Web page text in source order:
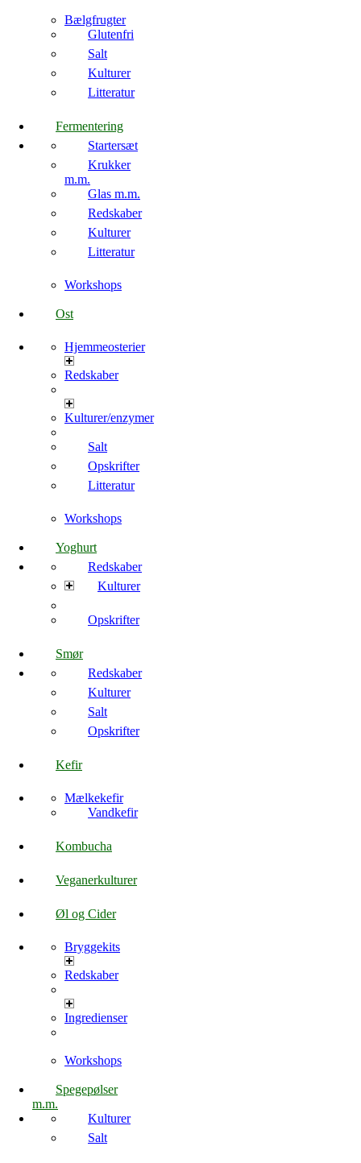
Bælgfrugter
Glutenfri
Salt
Kulturer
Litteratur
Fermentering
Startersæt
Krukker
m.m.
Glas m.m.
Redskaber
Kulturer
Litteratur
Workshops
Ost
Hjemmeosterier
Redskaber
Kulturer/enzymer
Salt
Opskrifter
Litteratur
Workshops
Yoghurt
Redskaber
Kulturer
Opskrifter
Smør
Redskaber
Kulturer
Salt
Opskrifter
Kefir
Mælkekefir
Vandkefir
Kombucha
Veganerkulturer
Øl og Cider
Bryggekits
Redskaber
Ingredienser
Workshops
Spegepølser
m.m.
Kulturer
Salt